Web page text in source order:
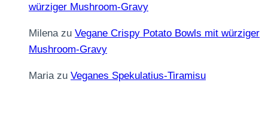
würziger Mushroom-Gravy
Milenazu Vegane Crispy Potato Bowls mit würziger
Mushroom-Gravy
Mariazu Veganes Spekulatius-Tiramisu